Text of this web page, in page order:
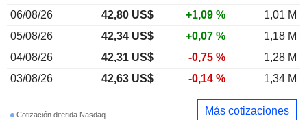
06/08/26
42,80 US$ +1,09 %
1,01 M
05/08/26
42,34 US$ +0,07 %
1,18 M
04/08/26
42,31 US$ -0,75 %
1,28 M
03/08/26
42,63 US$ -0,14 % 1,34 M
Cotización diferida Nasdaq Más cotizaciones